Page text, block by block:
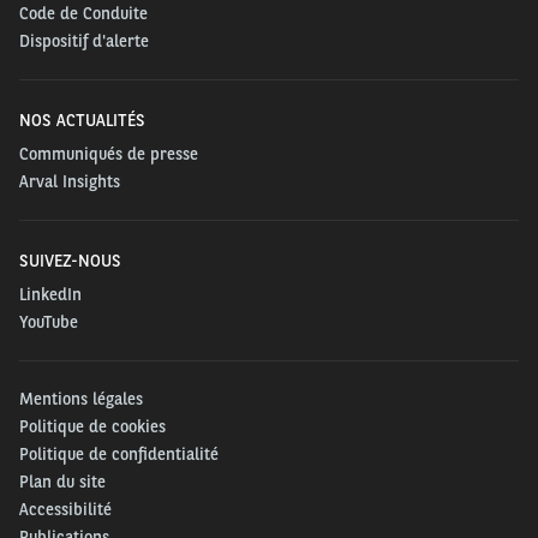
grandes tendances du secteur, en offrant des
perspectives spécifiques à chaque pays, une analyse
marché.
L’édition 2025 met en avant trois axes majeurs de
Responsabilité environnementale : les entreprises
accélèrent l’électrification de leurs flottes, 85 %
d’entre elles ont déjà mis en place une politique de
lumière les écarts d’électrification entre les
voitures particulières et les véhicules utilitaires
légers (VUL), avec l’Europe en tête de cette
évolution.
Code de Conduite
Dispositif d'alerte
NOS ACTUALITÉS
Communiqués de presse
Arval Insights
SUIVEZ-NOUS
LinkedIn
YouTube
Mentions légales
Politique de cookies
Politique de confidentialité
Plan du site
Accessibilité